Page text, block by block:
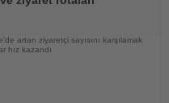
artan ziyaretçi sayısını karşılamak
hız kazandı